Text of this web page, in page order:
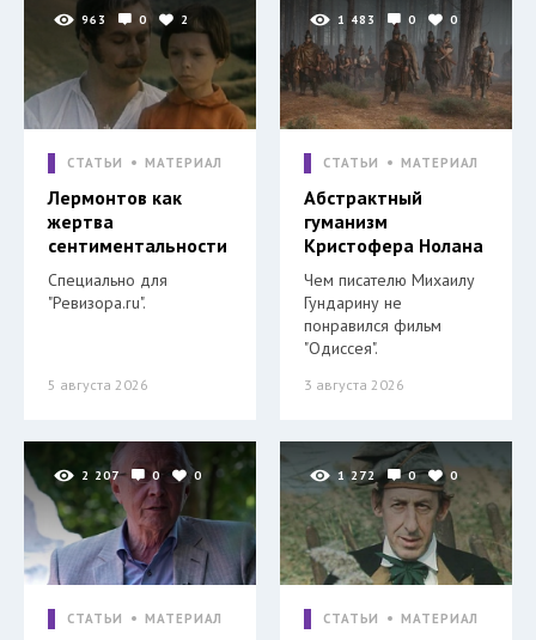
963 0 2
СТАТЬИ МАТЕРИАЛ
Лермонтов как
жертва
сентиментальности
Специально для
"Ревизора.ru".
5 августа 2026
1 483 0 0
СТАТЬИ МАТЕРИАЛ
Абстрактный
гуманизм
Кристофера Нолана
Чем писателю Михаилу
Гундарину не
понравился фильм
"Одиссея".
3 августа 2026
2 207 0 0
СТАТЬИ МАТЕРИАЛ
1 272 0 0
СТАТЬИ МАТЕРИАЛ